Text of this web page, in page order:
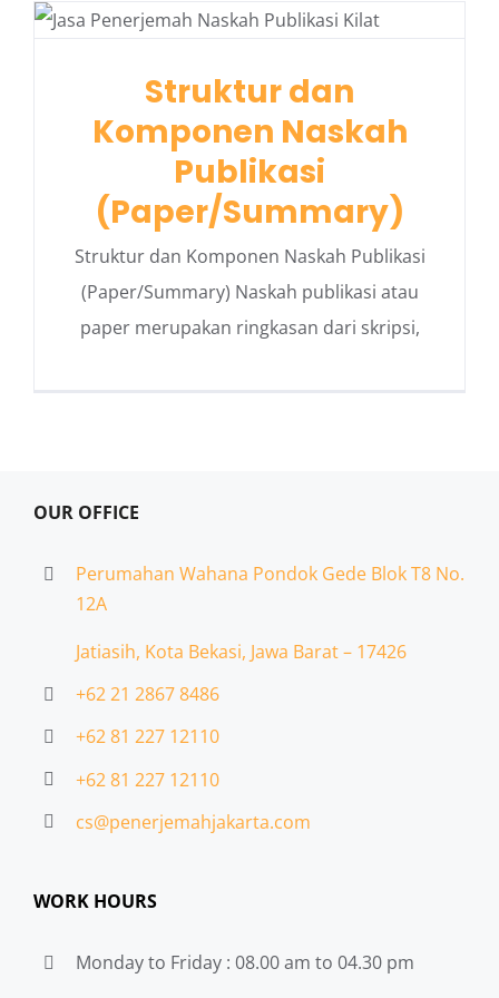
Struktur dan
Komponen Naskah
Publikasi
(Paper/Summary)
Struktur dan Komponen Naskah Publikasi
(Paper/Summary) Naskah publikasi atau
paper merupakan ringkasan dari skripsi,
OUR OFFICE
Perumahan Wahana Pondok Gede Blok T8 No.
12A
Jatiasih, Kota Bekasi, Jawa Barat – 17426
+62 21 2867 8486
+62 81 227 12110
+62 81 227 12110
cs@penerjemahjakarta.com
WORK HOURS
Monday to Friday : 08.00 am to 04.30 pm